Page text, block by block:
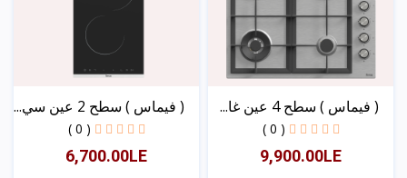
( فیماس ) سطح 4 عین غا...
( 0 )
9,900.00LE
( فیماس ) سطح 2 عین سي...
( 0 )
6,700.00LE